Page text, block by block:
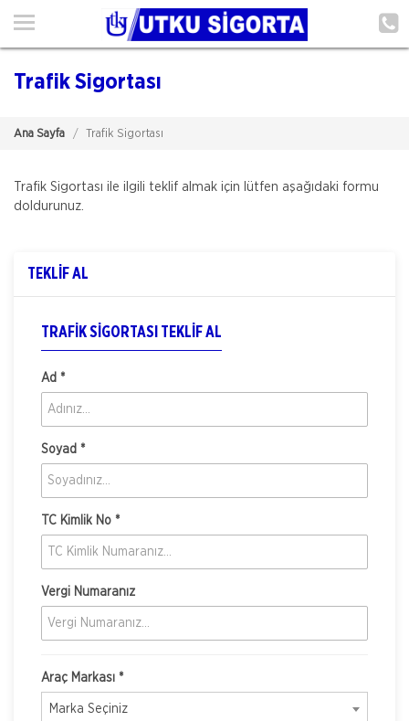
Ana Sayfa
Poliçe Hatırlat
İletişim
Trafik Sigortası
Ana Sayfa Trafik Sigortası
Trafik Sigortası ile ilgili teklif almak için lütfen aşağıdaki formu
doldurunuz.
TEKLİF AL
TRAFIK SIGORTASI TEKLIF AL
Ad *
Soyad *
TC Kimlik No *
Vergi Numaranız
Araç Markası *
Marka Seçiniz